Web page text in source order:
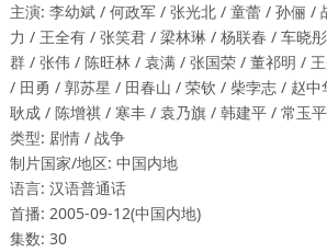
主演: 李幼斌 / 何政军 / 张光北 / 童蕾 / 孙俪 /
力 / 王全有 / 张笑君 / 梁林琳 / 杨联春 / 车晓
群 / 张伟 / 陈旺林 / 袁满 / 张国荣 / 董祁明 /
/ 田勇 / 郭苏星 / 田春山 / 荣钦 / 柴孛志 / 赵
耿成 / 陈增祺 / 寒丰 / 袁乃旗 / 韩建平 / 常玉
类型: 剧情 / 战争
制片国家/地区: 中国内地
语言: 汉语普通话
首播: 2005-09-12(中国内地)
集数: 30